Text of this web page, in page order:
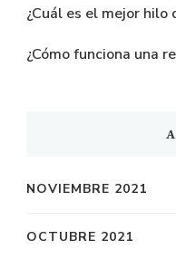
¿Cuál es el mejor hilo
¿Cómo funciona una
NOVIEMBRE 2021
OCTUBRE 2021